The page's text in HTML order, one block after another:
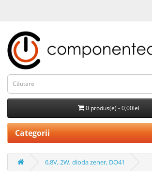
0 produs(e) - 0,00lei
Categorii
6,8V, 2W, dioda zener, DO41